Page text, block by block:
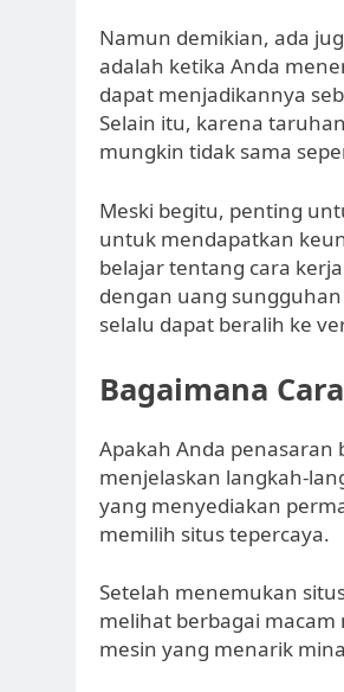
Namun demikian, ada
adalah ketika Anda
dapat menjadikannya
Selain itu, karena
mungkin tidak sama
Meski begitu, penting
untuk mendapatkan
belajar tentang cara
dengan uang
selalu dapat beralih ke
Bagaimana
Apakah Anda penasaran
menjelaskan langkah-
yang menyediakan
memilih situs tepercaya.
Setelah menemukan
melihat berbagai macam
mesin yang menarik